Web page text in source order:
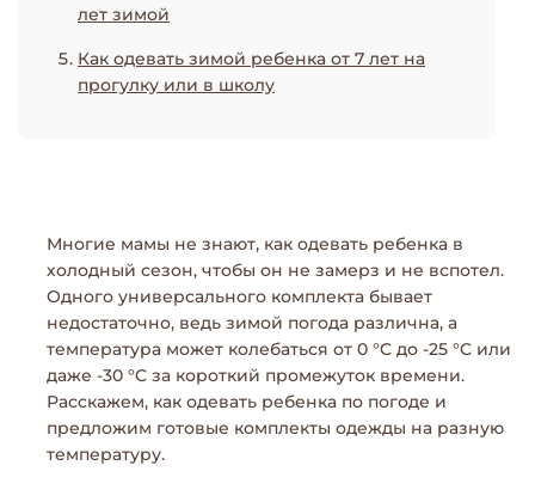
Многие мамы не знают, как одевать ребенка в
холодный сезон, чтобы он не замерз и не вспотел.
Одного универсального комплекта бывает
недостаточно, ведь зимой погода различна, а
температура может колебаться от 0 °C до -25 °C или
даже -30 °C за короткий промежуток времени.
Расскажем, как одевать ребенка по погоде и
предложим готовые комплекты одежды на разную
температуру.
лет зимой
Как одевать зимой ребенка от 7 лет на
прогулку или в школу